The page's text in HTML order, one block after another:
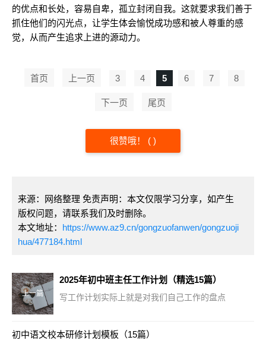
的优点和长处，容易自卑，孤立封闭自我。这就要求我们善于
抓住他们的闪光点，让学生体会愉悦成功感和被人尊重的感
觉，从而产生追求上进的源动力。
首页 上一页 3 4 5 6 7 8
下一页 尾页
很赞哦！ ( )
来源：网络整理 免责声明：本文仅限学习分享，如产生
版权问题，请联系我们及时删除。
本文地址： https://www.az9.cn/gongzuofanwen/gongzuoji
hua/477184.html
上一篇
2025年初中班主任工作计划（精选15篇）
写工作计划实际上就是对我们自己工作的盘点
初中语文校本研修计划模板（15篇）